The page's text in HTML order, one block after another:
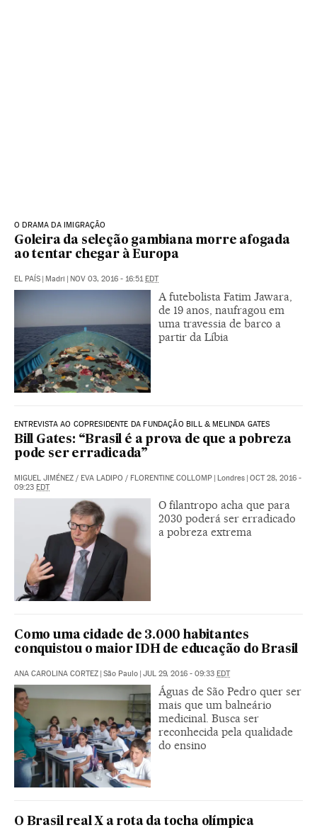
O DRAMA DA IMIGRAÇÃO
Goleira da seleção gambiana morre afogada
ao tentar chegar à Europa
EL PAÍS | Madri | NOV 03, 2016 - 16:51EDT
A futebolista Fatim Jawara,
de 19 anos, naufragou em
uma travessia de barco a
partir da Líbia
ENTREVISTA AO COPRESIDENTE DA FUNDAÇÃO BILL & MELINDA GATES
Bill Gates: “Brasil é a prova de que a pobreza
pode ser erradicada”
MIGUEL JIMÉNEZ / EVA LADIPO / FLORENTINE COLLOMP | Londres | OCT 28, 2016 -
09:23 EDT
O filantropo acha que para
2030 poderá ser erradicado
a pobreza extrema
Como uma cidade de 3.000 habitantes
conquistou o maior IDH de educação do Brasil
ANA CAROLINA CORTEZ | São Paulo | JUL 29, 2016 - 09:33 EDT
Águas de São Pedro quer ser
mais que um balneário
medicinal. Busca ser
reconhecida pela qualidade
do ensino
O Brasil real X a rota da tocha olímpica